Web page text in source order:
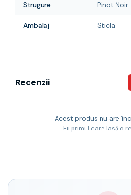
Strugure Pinot Noir
Ambalaj Sticla
Recenzii
Acest produs nu are
Fii primul care lasă o